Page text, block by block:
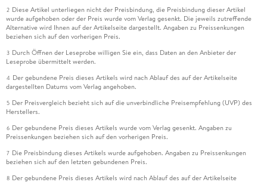
2 Diese Artikel unterliegen nicht der Preisbindung, die Preisbindung dieser Artikel
wurde aufgehoben oder der Preis wurde vom Verlag gesenkt. Die jeweils zutreffende
Alternative wird Ihnen auf der Artikelseite dargestellt. Angaben zu Preissenkungen
beziehen sich auf den vorherigen Preis.
3 Durch Öffnen der Leseprobe willigen Sie ein, dass Daten an den Anbieter der
Leseprobe übermittelt werden.
4 Der gebundene Preis dieses Artikels wird nach Ablauf des auf der Artikelseite
dargestellten Datums vom Verlag angehoben.
5 Der Preisvergleich bezieht sich auf die unverbindliche Preisempfehlung (UVP) des
Herstellers.
6 Der gebundene Preis dieses Artikels wurde vom Verlag gesenkt. Angaben zu
Preissenkungen beziehen sich auf den vorherigen Preis.
7 Die Preisbindung dieses Artikels wurde aufgehoben. Angaben zu Preissenkungen
beziehen sich auf den letzten gebundenen Preis.
8 Der gebundene Preis dieses Artikels wird nach Ablauf des auf der Artikelseite